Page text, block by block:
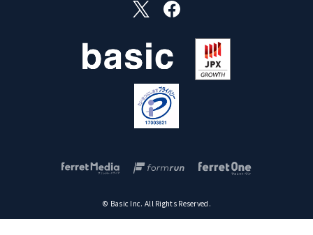
© Basic Inc. All Rights Reserved.